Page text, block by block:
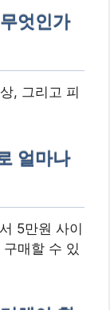
엇인가
, 그리고 피
얼마나
5만원 사이
매할 수 있